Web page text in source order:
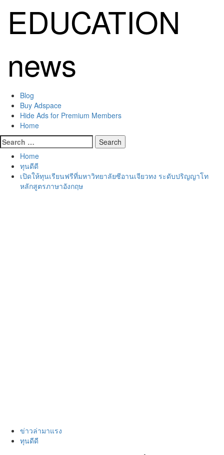
content
EDUCATION
news
Primary
Menu
Blog
Buy Adspace
Hide Ads for Premium Members
Home
Search
for:
Home
ทุนดีดี
เปิดให้ทุนเรียนฟรีที่มหาวิทยาลัยซีอานเจียวทง ระดับปริญญาโท
หลักสูตรภาษาอังกฤษ
ข่าวล่ามาแรง
ทุนดีดี